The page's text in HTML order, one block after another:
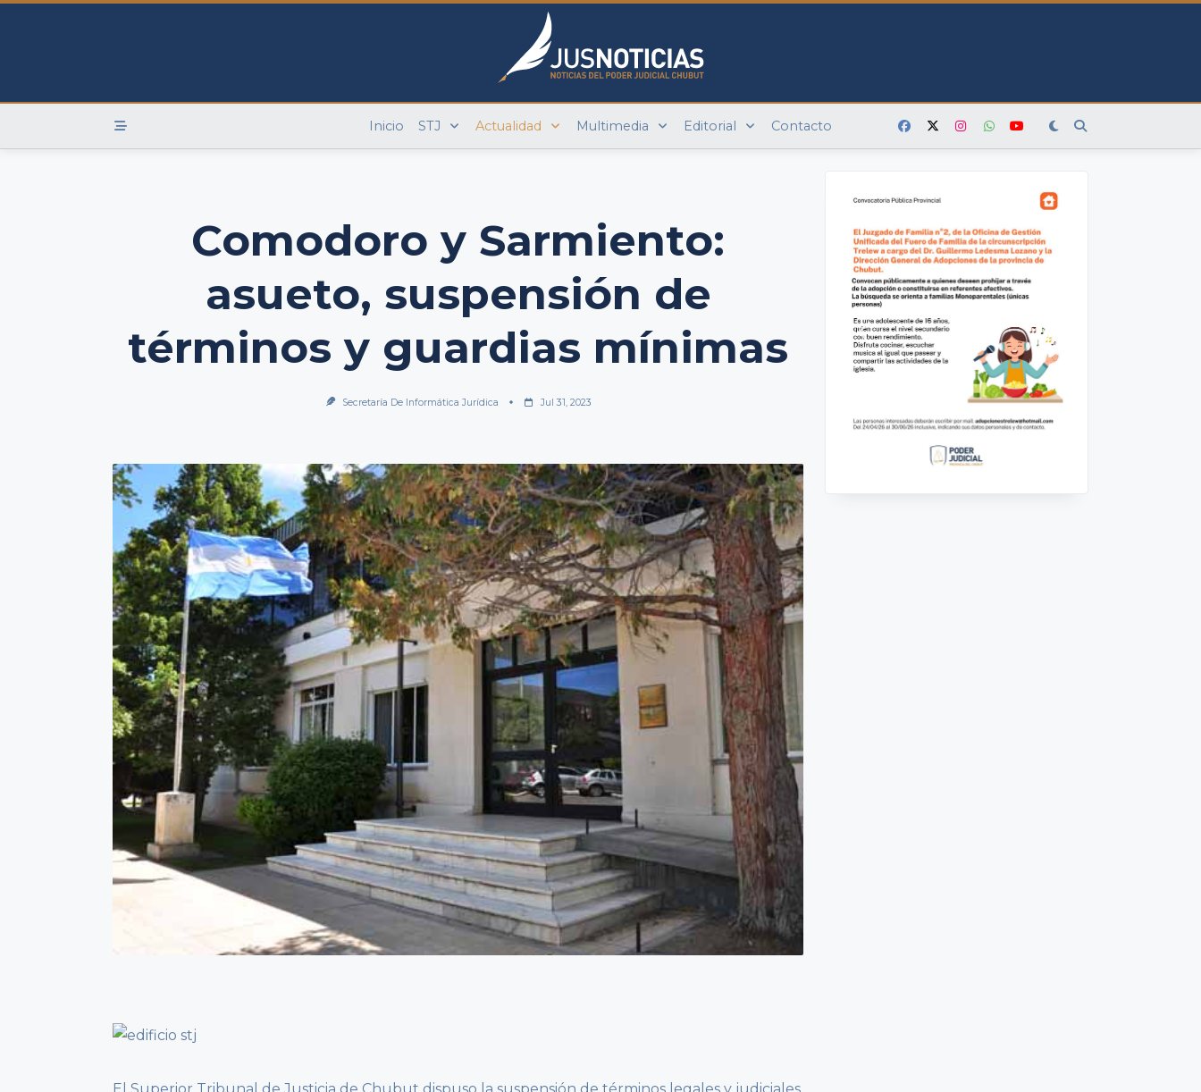
Skip
Inicio STJ Actualidad Multimedia Editorial Contacto
Comodoro y Sarmiento:
asueto, suspensión de
términos y guardias mínimas
Secretaría De Informática Jurídica Jul 31, 2023